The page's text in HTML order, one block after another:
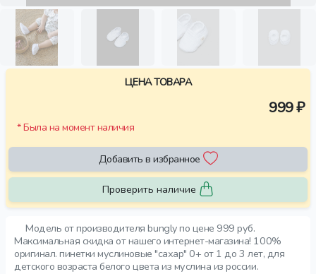
Модель от производителя bungly по цене 999 руб.
Максимальная скидка от нашего интернет-магазина! 100%
оригинал. пинетки муслиновые "сахар" 0+ от 1 до 3 лет, для
детского возраста белого цвета из муслина из россии.
ЦЕНА ТОВАРА
999 ₽
* Была на момент наличия
Добавить в избранное
Проверить наличие